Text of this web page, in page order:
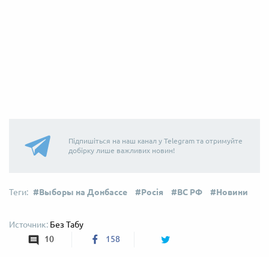
Підпишіться на наш канал у Telegram та отримуйте
добірку лише важливих новин!
Выборы на Донбассе Росія ВС РФ Новини
Без Табу
10
158